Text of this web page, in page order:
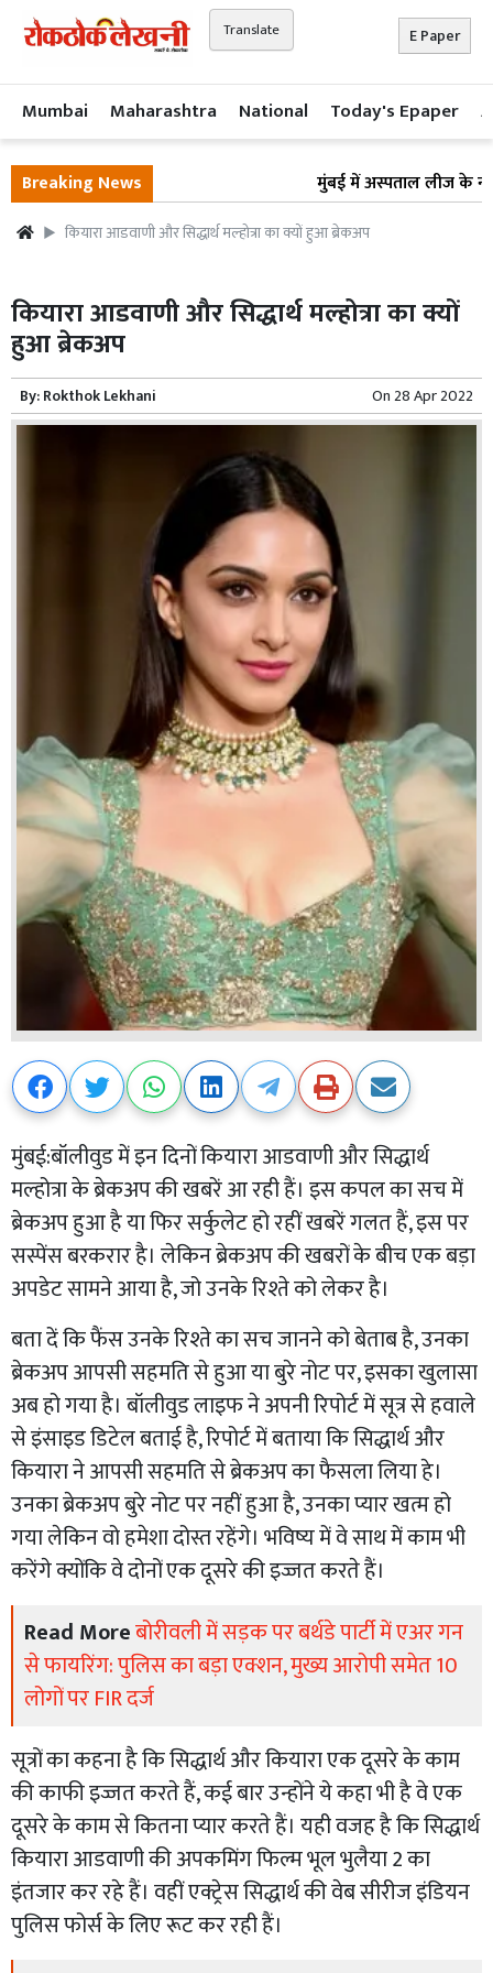
Translate E Paper
Mumbai Maharashtra National Today's Epaper
Breaking News मुंबई में अस्पताल लीज के
कियारा आडवाणी और सिद्धार्थ मल्होत्रा का क्यों हुआ ब्रेकअप
कियारा आडवाणी और सिद्धार्थ मल्होत्रा का क्यों
हुआ ब्रेकअप
By:Rokthok Lekhani On28 Apr 2022
मुंबई:बॉलीवुड में इन दिनों कियारा आडवाणी और सिद्धार्थ
मल्होत्रा के ब्रेकअप की खबरें आ रही हैं। इस कपल का सच में
ब्रेकअप हुआ है या फिर सर्कुलेट हो रहीं खबरें गलत हैं, इस पर
सस्पेंस बरकरार है। लेकिन ब्रेकअप की खबरों के बीच एक बड़ा
अपडेट सामने आया है, जो उनके रिश्ते को लेकर है।
बता दें कि फैंस उनके रिश्ते का सच जानने को बेताब है, उनका
ब्रेकअप आपसी सहमति से हुआ या बुरे नोट पर, इसका खुलासा
अब हो गया है। बॉलीवुड लाइफ ने अपनी रिपोर्ट में सूत्र से हवाले
से इंसाइड डिटेल बताई है, रिपोर्ट में बताया कि सिद्धार्थ और
कियारा ने आपसी सहमति से ब्रेकअप का फैसला लिया हे।
उनका ब्रेकअप बुरे नोट पर नहीं हुआ है, उनका प्यार खत्म हो
गया लेकिन वो हमेशा दोस्त रहेंगे। भविष्य में वे साथ में काम भी
करेंगे क्योंकि वे दोनों एक दूसरे की इज्जत करते हैं।
Read Moreबोरीवली में सड़क पर बर्थडे पार्टी में एअर गन
से फायरिंग: पुलिस का बड़ा एक्शन, मुख्य आरोपी समेत 10
लोगों पर FIR दर्ज
सूत्रों का कहना है कि सिद्धार्थ और कियारा एक दूसरे के काम
की काफी इज्जत करते हैं, कई बार उन्होंने ये कहा भी है वे एक
दूसरे के काम से कितना प्यार करते हैं। यही वजह है कि सिद्धार्थ
कियारा आडवाणी की अपकमिंग फिल्म भूल भुलैया 2 का
इंतजार कर रहे हैं। वहीं एक्ट्रेस सिद्धार्थ की वेब सीरीज इंडियन
पुलिस फोर्स के लिए रूट कर रही हैं।